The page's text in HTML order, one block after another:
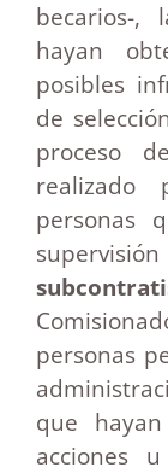
becarios-,
hayan
posibles
de
proceso
personas
personas
que
acciones